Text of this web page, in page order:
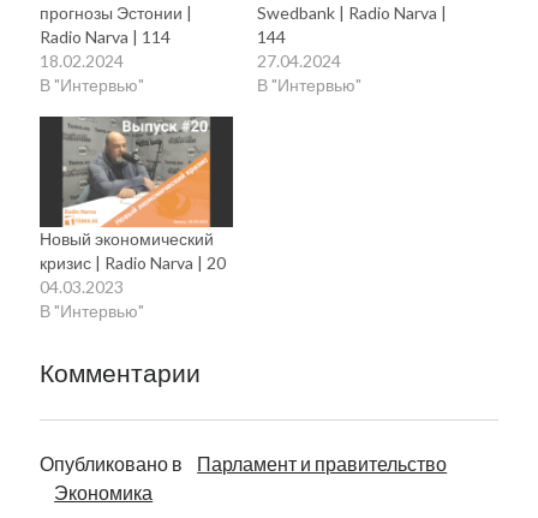
прогнозы Эстонии |
Radio Narva | 114
18.02.2024
В "Интервью"
Swedbank | Radio Narva |
144
27.04.2024
В "Интервью"
Новый экономический
кризис | Radio Narva | 20
04.03.2023
В "Интервью"
Комментарии
Опубликовано в
Парламент и правительство
Экономика